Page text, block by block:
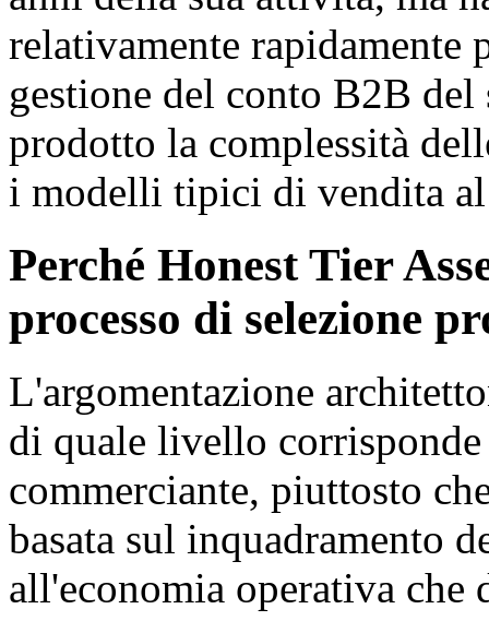
relativamente rapidamente
gestione del conto B2B
prodotto la complessità
i modelli tipici di vendita
Perché Honest Tier
processo di selezione
L'argomentazione
di quale livello
commerciante, piuttosto
basata sul inquadramento
all'economia operativa che